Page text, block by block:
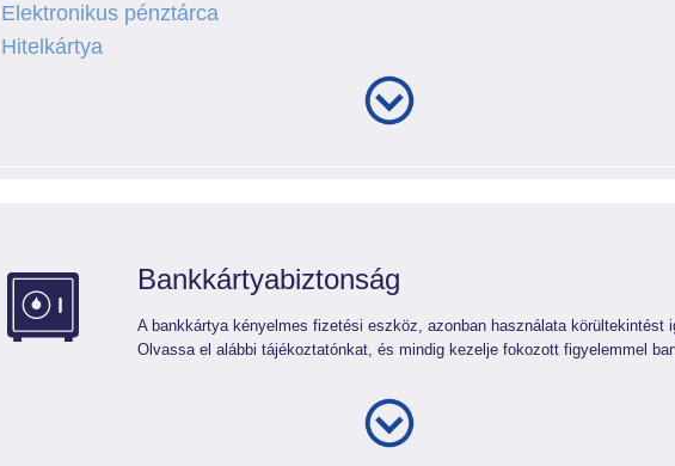
Elektronikus pénztárca
Hitelkártya
Bankkártyabiztonság
A bankkártya kényelmes fizetési eszköz, azonban használata körültekintést
Olvassa el alábbi tájékoztatónkat, és mindig kezelje fokozott figyelemmel